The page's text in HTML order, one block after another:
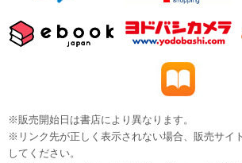
※販売開始日は書店により異なります。
※リンク先が正しく表示されない場合、販売サイ
してください。